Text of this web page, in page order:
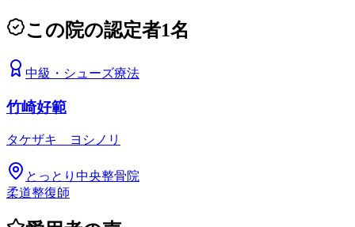
この院の認定者1名
中級 ・ シューズ療法
竹崎好範
タケザキ ヨシノリ
とっとり中央整骨院
柔道整復師